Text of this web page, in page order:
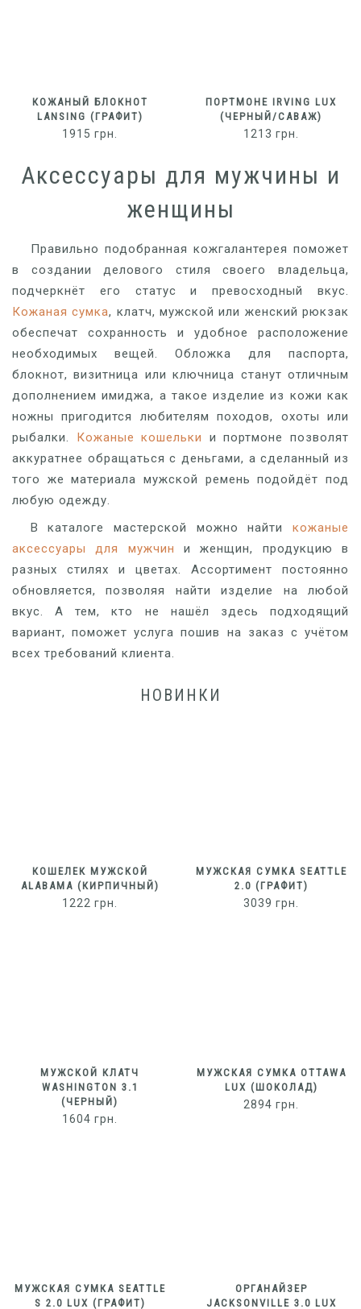
КОЖАНЫЙ БЛОКНОТ
LANSING (ГРАФИТ)
1915 грн.
ПОРТМОНЕ IRVING LUX
(ЧЕРНЫЙ/САВАЖ)
1213 грн.
Аксессуары для мужчины и
женщины
Правильно подобранная кожгалантерея поможет
в создании делового стиля своего владельца,
подчеркнёт его статус и превосходный вкус.
Кожаная сумка, клатч, мужской или женский рюкзак
обеспечат сохранность и удобное расположение
необходимых вещей. Обложка для паспорта,
блокнот, визитница или ключница станут отличным
дополнением имиджа, а такое изделие из кожи как
ножны пригодится любителям походов, охоты или
рыбалки. Кожаные кошельки
и портмоне позволят
аккуратнее обращаться с деньгами, а сделанный из
того же материала мужской ремень подойдёт под
любую одежду.
В каталоге мастерской можно найти кожаные
аксессуары для мужчин и женщин, продукцию в
разных стилях и цветах. Ассортимент постоянно
обновляется, позволяя найти изделие на любой
вкус. А тем, кто не нашёл здесь подходящий
вариант, поможет услуга пошив на заказ с учётом
всех требований клиента.
НОВИНКИ
КОШЕЛЕК МУЖСКОЙ
ALABAMA (КИРПИЧНЫЙ)
1222 грн.
МУЖСКАЯ СУМКА SEATTLE
2.0 (ГРАФИТ)
3039 грн.
МУЖСКОЙ КЛАТЧ
WASHINGTON 3.1
(ЧЕРНЫЙ)
1604 грн.
МУЖСКАЯ СУМКА OTTAWA
LUX (ШОКОЛАД)
2894 грн.
МУЖСКАЯ СУМКА SEATTLE
S 2.0 LUX (ГРАФИТ)
ОРГАНАЙЗЕР
JACKSONVILLE 3.0 LUX